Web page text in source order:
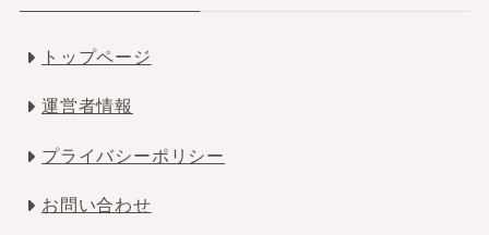
トップページ
運営者情報
プライバシーポリシー
お問い合わせ